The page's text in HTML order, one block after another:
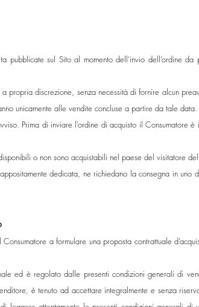
sul Sito al momento dell’invio dell’ordine da
propria discrezione, senza necessità di fornire alcun
unicamente alle vendite concluse a partire da tale data.
Prima di inviare l’ordine di acquisto il Consumatore è
o non sono acquistabili nel paese del visitatore
dedicata, ne richiedano la consegna in uno
a formulare una proposta contrattuale
ed è regolato dalle presenti condizioni generali di
è tenuto ad accettare integralmente e senza